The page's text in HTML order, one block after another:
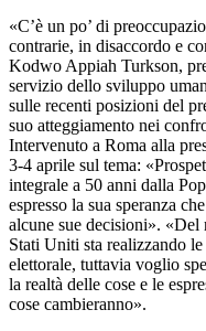
«C’è un po’ di
contrarie, in disaccordo e
Kodwo Appiah Turkson,
servizio dello sviluppo
sulle recenti posizioni del
suo atteggiamento nei
Intervenuto a Roma alla
3-4 aprile sul tema:
integrale a 50 anni dalla
espresso la sua speranza
alcune sue decisioni». «Del
Stati Uniti sta realizzando
elettorale, tuttavia voglio
la realtà delle cose e le
cose cambieranno».